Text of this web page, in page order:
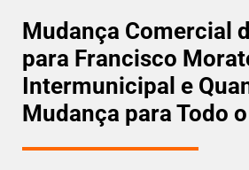
Mudança Comercial
para Francisco
Intermunicipal e
Mudança para Todo